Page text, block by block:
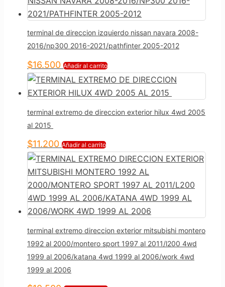
terminal de direccion izquierdo nissan navara 2008-
2016/np300 2016-2021/pathfinter 2005-2012
$16.500 Añadir al carrito
terminal extremo de direccion exterior hilux 4wd 2005
al 2015
$11.200 Añadir al carrito
terminal extremo direccion exterior mitsubishi montero
1992 al 2000/montero sport 1997 al 2011/l200 4wd
1999 al 2006/katana 4wd 1999 al 2006/work 4wd
1999 al 2006